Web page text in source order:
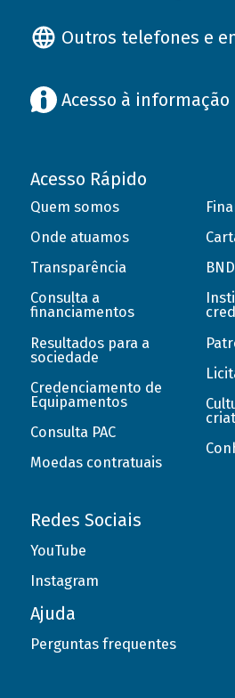
Outros telefones e
Acesso à informação
Acesso Rápido
Quem somos
Onde atuamos
Transparência
Consulta a
financiamentos
Resultados para a
sociedade
Credenciamento de
Equipamentos
Consulta PAC
Moedas contratuais
Redes Sociais
YouTube
Instagram
Ajuda
Perguntas frequentes